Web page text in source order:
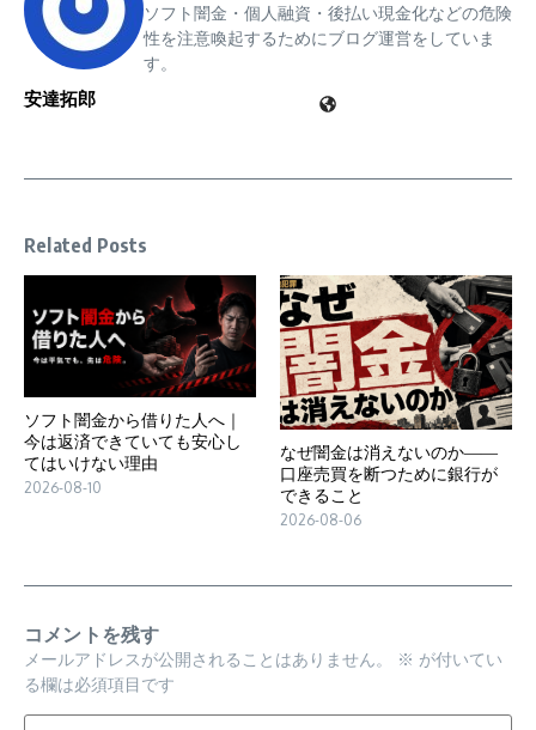
安達拓郎
ソフト闇金・個人融資・後払い現金化などの危険
性を注意喚起するためにブログ運営をしていま
す。
Related Posts
ソフト闇金から借りた人へ｜
今は返済できていても安心し
てはいけない理由
2026-08-10
なぜ闇金は消えないのか――
口座売買を断つために銀行が
できること
2026-08-06
コメントを残す
メールアドレスが公開されることはありません。 ※ が付いてい
る欄は必須項目です